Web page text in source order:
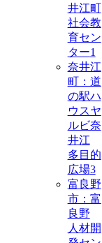
井江町
社会教
育セン
ター1
奈井江
町：道
の駅ハ
ウスヤ
ルビ奈
井江
多目的
広場3
富良野
市：富
良野
人材開